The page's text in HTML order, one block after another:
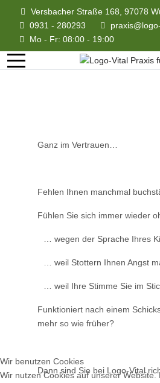
Versbacher Straße 168, 97078
0931 - 280293
Mo - Fr: 08:00 - 19:00
Ganz im Vertrauen…
Fehlen Ihnen manchmal
Fühlen Sie sich immer wieder
… wegen der Sprache Ihres
… weil Stottern Ihnen Angst
… weil Ihre Stimme Sie im
Funktioniert nach einem
mehr so wie früher?
Dann sind Sie bei Logo-Vital
Wir benutzen Cookies
Wir nutzen Cookies auf unserer Website.